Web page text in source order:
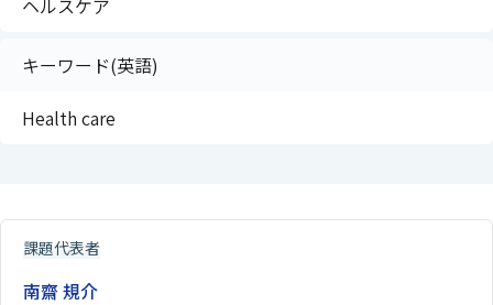
ヘルスケア
キーワード(英語)
Health care
課題代表者
南齋 規介